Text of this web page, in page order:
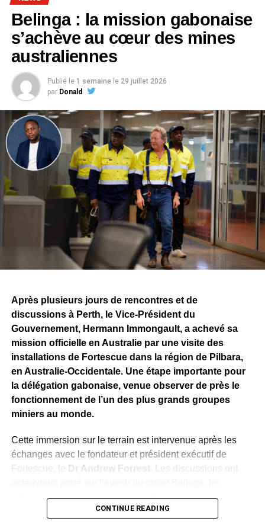
Belinga : la mission gabonaise
s’achève au cœur des mines
australiennes
Publié le 1 semaine le 29 juillet 2026
par Donald
Après plusieurs jours de rencontres et de
discussions à Perth, le Vice-Président du
Gouvernement, Hermann Immongault, a achevé sa
mission officielle en Australie par une visite des
installations de Fortescue dans la région de Pilbara,
en Australie-Occidentale. Une étape importante pour
la délégation gabonaise, venue observer de près le
fonctionnement de l’un des plus grands groupes
miniers au monde.
Cette immersion sur le terrain est intervenue après les
échanges avec le fondateur et président exécutif de
Fortescue, le Dr Andrew Forrest. Les discussions ont
infrastructures nécessaires à son développement, les
investissements, l’industrialisation, la formation des
CONTINUE READING